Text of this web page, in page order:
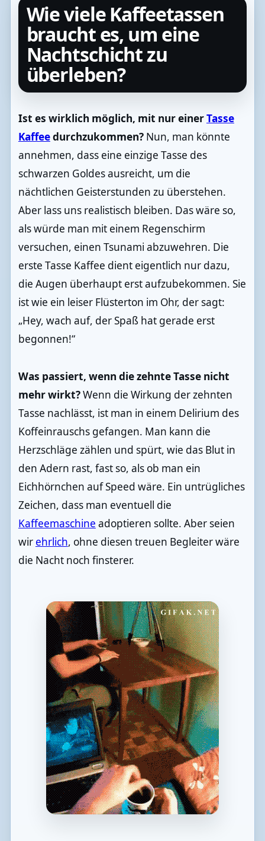
Wie viele Kaffeetassen
braucht es, um eine
Nachtschicht zu
überleben?
Ist es wirklich möglich, mit nur einerTasse
Kaffeedurchzukommen?Nun, man könnte
annehmen, dass eine einzige Tasse des
schwarzen Goldes ausreicht, um die
nächtlichen Geisterstunden zu überstehen.
Aber lass uns realistisch bleiben. Das wäre so,
als würde man mit einem Regenschirm
versuchen, einen Tsunami abzuwehren. Die
erste Tasse Kaffee dient eigentlich nur dazu,
die Augen überhaupt erst aufzubekommen. Sie
ist wie ein leiser Flüsterton im Ohr, der sagt:
„Hey, wach auf, der Spaß hat gerade erst
begonnen!“
Was passiert, wenn die zehnte Tasse nicht
mehr wirkt?Wenn die Wirkung der zehnten
Tasse nachlässt, ist man in einem Delirium des
Koffeinrauschs gefangen. Man kann die
Herzschläge zählen und spürt, wie das Blut in
den Adern rast, fast so, als ob man ein
Eichhörnchen auf Speed wäre. Ein untrügliches
Zeichen, dass man eventuell die
Kaffeemaschine adoptieren sollte. Aber seien
wir ehrlich, ohne diesen treuen Begleiter wäre
die Nacht noch finsterer.